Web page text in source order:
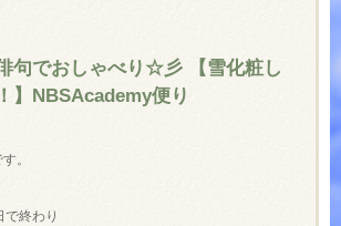
句でおしゃべり☆彡 【雪化粧し
】NBSAcademy便り
。
終わり